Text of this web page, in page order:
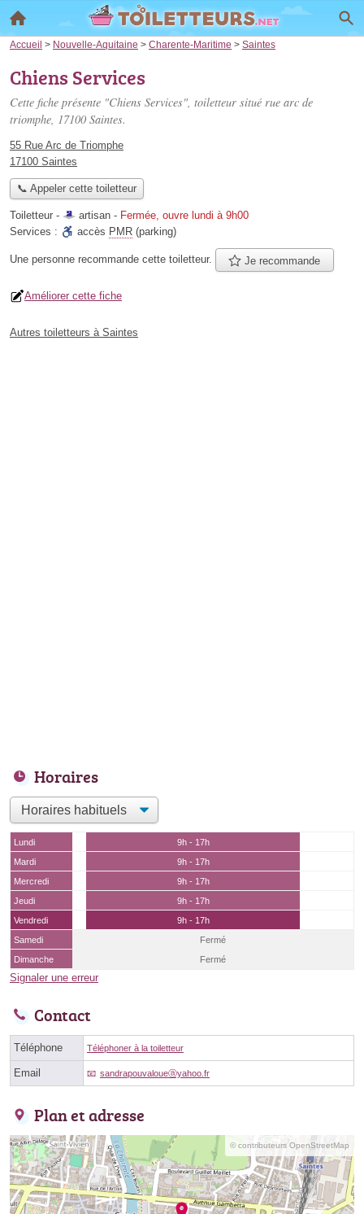
Accueil > Nouvelle-Aquitaine > Charente-Maritime > Saintes
Chiens Services
Cette fiche présente "Chiens Services", toiletteur situé rue arc de
triomphe, 17100 Saintes.
55 Rue Arc de Triomphe
17100 Saintes
📞 Appeler cette toiletteur
Toiletteur - artisan - Fermée, ouvre lundi à 9h00
Services :
accès PMR (parking)
Une personne recommande cette toiletteur. Je recommande
Améliorer cette fiche
Autres toiletteurs à Saintes
Horaires
Lundi
9h - 17h
Mardi
9h - 17h
Mercredi
9h - 17h
Jeudi
9h - 17h
Vendredi
9h - 17h
Samedi
Fermé
Dimanche
Fermé
Signaler une erreur
Contact
Téléphone Téléphoner à la toiletteur
Email sandrapouvaloueⓐyahoo.fr
Plan et adresse
© contributeurs OpenStreetMap